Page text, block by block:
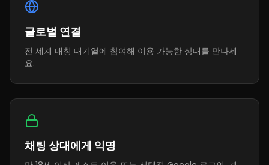
글로벌 연결
전 세계 매칭 대기열에 참여해 이용 가능한 상대를 만나세
요.
채팅 상대에게 익명